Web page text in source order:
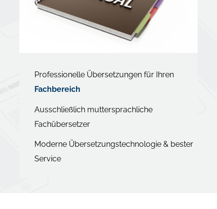
Professionelle Übersetzungen für Ihren
Fachbereich
Ausschließlich muttersprachliche
Fachübersetzer
Moderne Übersetzungstechnologie & bester
Service